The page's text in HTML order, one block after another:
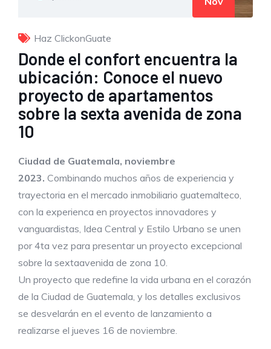
Haz ClickonGuate
Donde el confort encuentra la
ubicación: Conoce el nuevo
proyecto de apartamentos
sobre la sexta avenida de zona
10
Ciudad de Guatemala, noviembre
2023. Combinando muchos años de experiencia y
trayectoria en el mercado inmobiliario guatemalteco,
con la experienca en proyectos innovadores y
vanguardistas, Idea Central y Estilo Urbano se unen
por 4ta vez para presentar un proyecto excepcional
sobre la sextaavenida de zona 10.
Un proyecto que redefine la vida urbana en el corazón
de la Ciudad de Guatemala, y los detalles exclusivos
se desvelarán en el evento de lanzamiento a
realizarse el jueves 16 de noviembre.